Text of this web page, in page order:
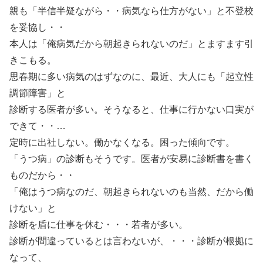
親も「半信半疑ながら・・病気なら仕方がない」と不登校
を妥協し・・
本人は「俺病気だから朝起きられないのだ」とますます引
きこもる。
思春期に多い病気のはずなのに、最近、大人にも「起立性
調節障害」と
診断する医者が多い。そうなると、仕事に行かない口実が
できて・・…
定時に出社しない。働かなくなる。困った傾向です。
「うつ病」の診断もそうです。医者が安易に診断書を書く
ものだから・・
「俺はうつ病なのだ、朝起きられないのも当然、だから働
けない」と
診断を盾に仕事を休む・・・若者が多い。
診断が間違っているとは言わないが、・・・診断が根拠に
なって、